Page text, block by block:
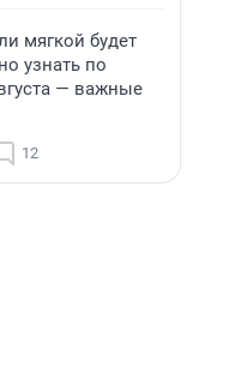
мягкой будет
узнать по
— важные
12